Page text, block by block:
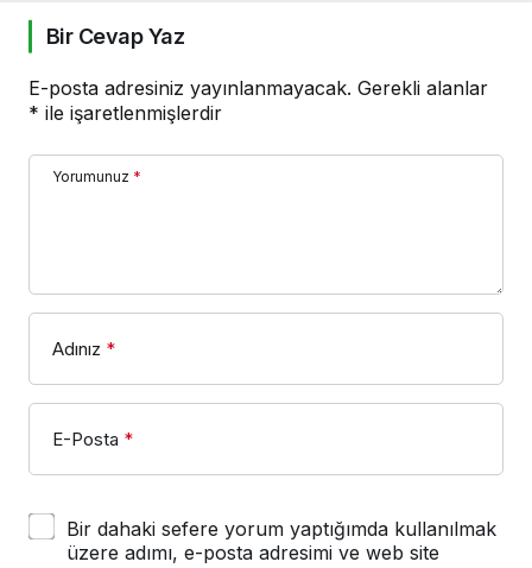
Bir Cevap Yaz
E-posta adresiniz yayınlanmayacak. Gerekli alanlar
* ile işaretlenmişlerdir
Yorumunuz *
Adınız *
E-Posta *
Bir dahaki sefere yorum yaptığımda kullanılmak
üzere adımı, e-posta adresimi ve web site